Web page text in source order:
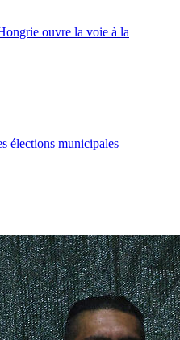
ouvre la voie à la
élections municipales